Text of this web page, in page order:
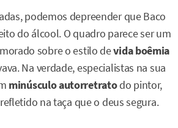
podemos depreender que Baco
do álcool. O quadro parece ser um
sobre o estilo devida boêmia
Na verdade, especialistas na sua
minúsculo autorretratodo pintor,
na taça que o deus segura.